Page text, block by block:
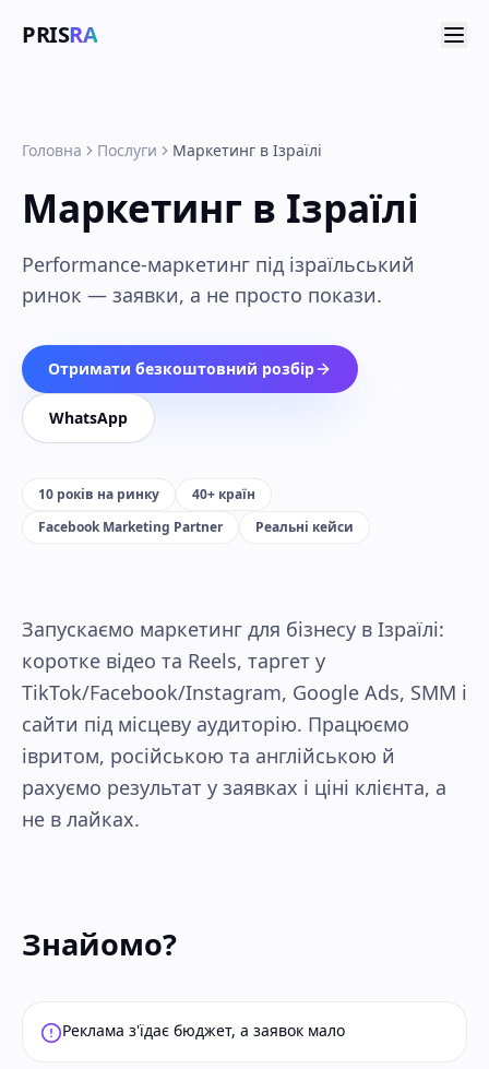
PRISRA
Головна Послуги Маркетинг в Ізраїлі
Маркетинг в Ізраїлі
Performance-маркетинг під ізраїльський
ринок — заявки, а не просто покази.
Отримати безкоштовний розбір
WhatsApp
10 років на ринку
40+ країн
Facebook Marketing Partner
Реальні кейси
Запускаємо маркетинг для бізнесу в Ізраїлі:
коротке відео та Reels, таргет у
TikTok/Facebook/Instagram, Google Ads, SMM і
сайти під місцеву аудиторію. Працюємо
івритом, російською та англійською й
рахуємо результат у заявках і ціні клієнта, а
не в лайках.
Знайомо?
Реклама з'їдає бюджет, а заявок мало